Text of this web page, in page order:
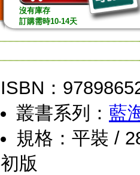
沒有庫存
訂購需時10-14天
ISBN：
叢書系列： 藍
規格：平裝 /
初版